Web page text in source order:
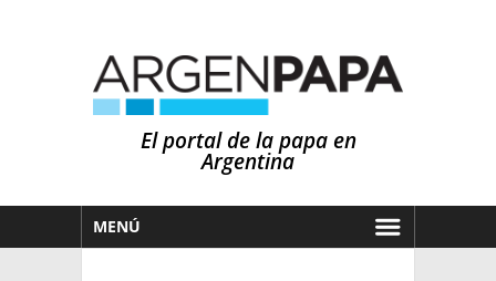
El portal de la papa en
Argentina
MENÚ